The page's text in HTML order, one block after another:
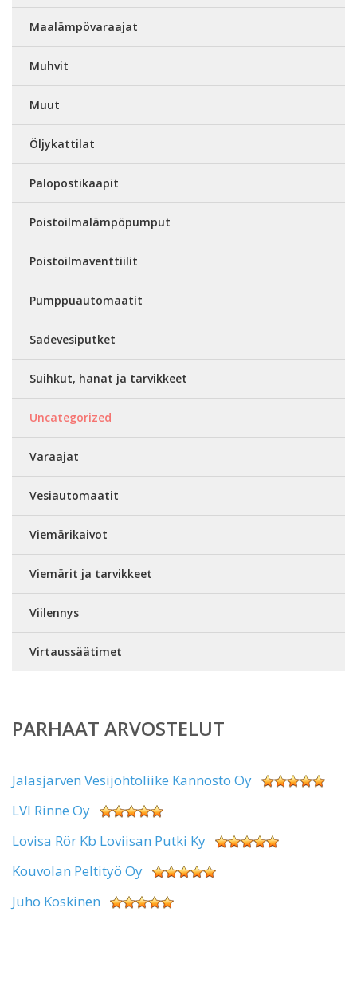
Maalämpövaraajat
Muhvit
Muut
Öljykattilat
Palopostikaapit
Poistoilmalämpöpumput
Poistoilmaventtiilit
Pumppuautomaatit
Sadevesiputket
Suihkut, hanat ja tarvikkeet
Uncategorized
Varaajat
Vesiautomaatit
Viemärikaivot
Viemärit ja tarvikkeet
Viilennys
Virtaussäätimet
PARHAAT ARVOSTELUT
Jalasjärven Vesijohtoliike Kannosto Oy
LVI Rinne Oy
Lovisa Rör Kb Loviisan Putki Ky
Kouvolan Peltityö Oy
Juho Koskinen